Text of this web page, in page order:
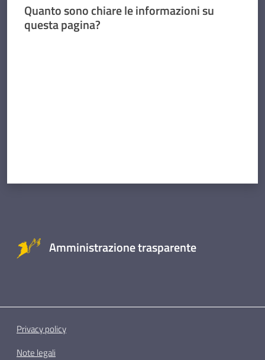
Quanto sono chiare le informazioni su
questa pagina?
Amministrazione trasparente
Privacy policy
Note legali